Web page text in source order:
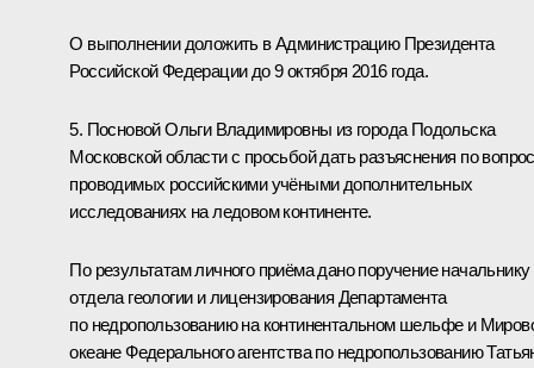
О выполнении доложить в Администрацию Президента
Российской Федерации до 9 октября 2016 года.
5. Посновой Ольги Владимировны из города Подольска
Московской области с просьбой дать разъяснения по
проводимых российскими учёными дополнительных
исследованиях на ледовом континенте.
По результатам личного приёма дано поручение начальнику
отдела геологии и лицензирования Департамента
по недропользованию на континентальном шельфе и
океане Федерального агентства по недропользованию